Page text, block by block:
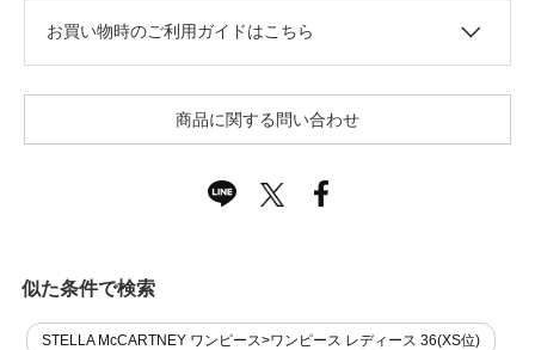
お買い物時のご利用ガイドはこちら
商品に関する問い合わせ
似た条件で検索
STELLA McCARTNEY ワンピース>ワンピース レディース 36(XS位)